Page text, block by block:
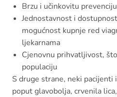
Brzu i učinkovitu
Jednostavnost i
mogućnost kupnje red
ljekarnama
Cjenovnu prihvatljivost,
populaciju
S druge strane, neki
poput glavobolja, crvenila